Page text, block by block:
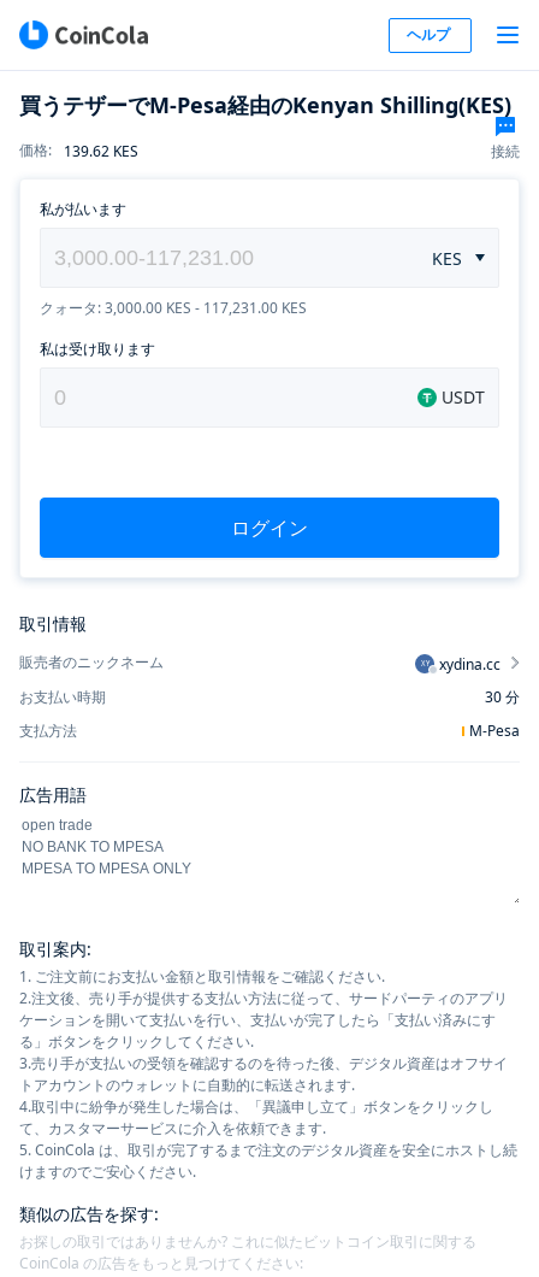
ヘルプ
買うテザーでM-Pesa経由のKenyan Shilling(KES)
価格: 139.62 KES 接続
私が払います
KES
クォータ: 3,000.00 KES - 117,231.00 KES
私は受け取ります
USDT
ログイン
取引情報
販売者のニックネーム XY
xydina.cc
お支払い時期
30分
支払方法
M-Pesa
広告用語
取引案内:
1. ご注文前にお支払い金額と取引情報をご確認ください.
2.注文後、売り手が提供する支払い方法に従って、サードパーティのアプリ
ケーションを開いて支払いを行い、支払いが完了したら「支払い済みにす
る」ボタンをクリックしてください.
3.売り手が支払いの受領を確認するのを待った後、デジタル資産はオフサイ
トアカウントのウォレットに自動的に転送されます.
4.取引中に紛争が発生した場合は、「異議申し立て」ボタンをクリックし
て、カスタマーサービスに介入を依頼できます.
5. CoinCola は、取引が完了するまで注文のデジタル資産を安全にホストし続
けますのでご安心ください.
類似の広告を探す:
お探しの取引ではありませんか? これに似たビットコイン取引に関する
CoinCola の広告をもっと見つけてください: